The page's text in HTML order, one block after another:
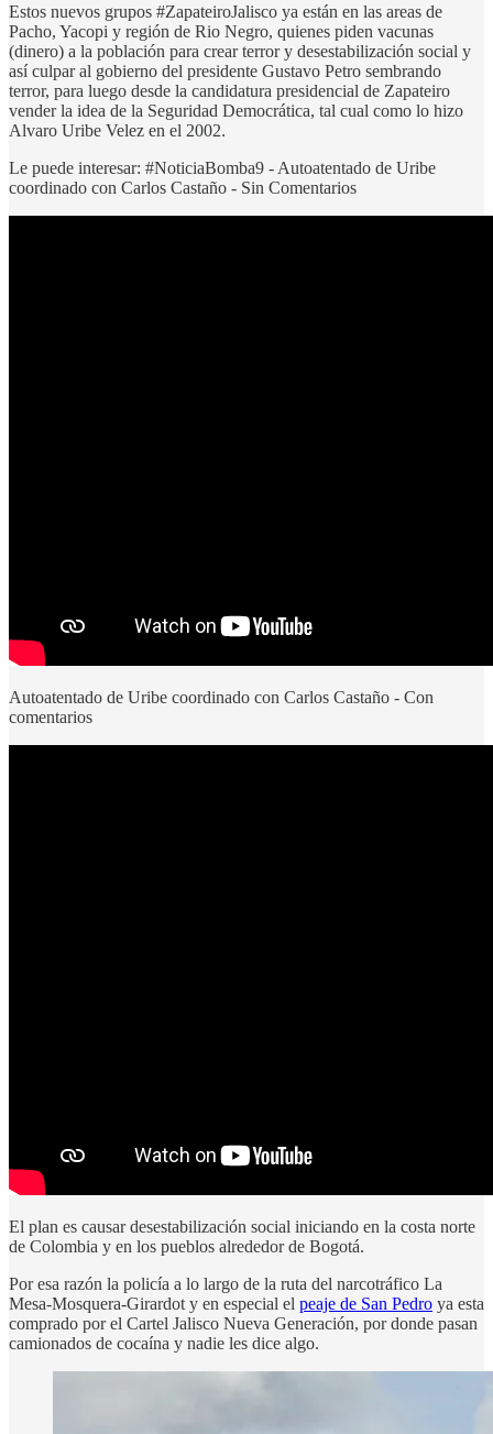
Estos nuevos grupos #ZapateiroJalisco ya están en las areas de
Pacho, Yacopi y región de Rio Negro, quienes piden vacunas
(dinero) a la población para crear terror y desestabilización social y
así culpar al gobierno del presidente Gustavo Petro sembrando
terror, para luego desde la candidatura presidencial de Zapateiro
vender la idea de la Seguridad Democrática, tal cual como lo hizo
Alvaro Uribe Velez en el 2002.
Le puede interesar: #NoticiaBomba9 - Autoatentado de Uribe
coordinado con Carlos Castaño - Sin Comentarios
Autoatentado de Uribe coordinado con Carlos Castaño - Con
comentarios
El plan es causar desestabilización social iniciando en la costa norte
de Colombia y en los pueblos alrededor de Bogotá.
Por esa razón la policía a lo largo de la ruta del narcotráfico La
Mesa-Mosquera-Girardot y en especial el peaje de San Pedro ya esta
comprado por el Cartel Jalisco Nueva Generación, por donde pasan
camionados de cocaína y nadie les dice algo.